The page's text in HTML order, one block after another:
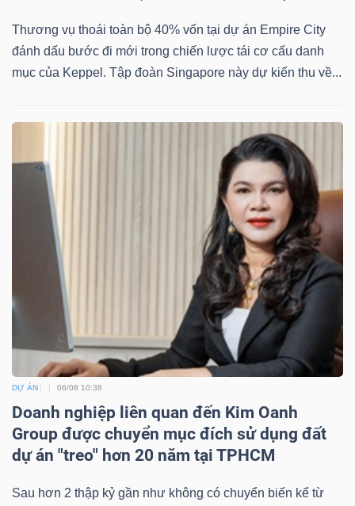
Thương vụ thoái toàn bộ 40% vốn tại dự án Empire City
đánh dấu bước đi mới trong chiến lược tái cơ cấu danh
mục của Keppel. Tập đoàn Singapore này dự kiến thu về...
DỰ ÁN 06/08 10:38
Doanh nghiệp liên quan đến Kim Oanh
Group được chuyển mục đích sử dụng đất
dự án "treo" hơn 20 năm tại TPHCM
Sau hơn 2 thập kỷ gần như không có chuyển biến kể từ